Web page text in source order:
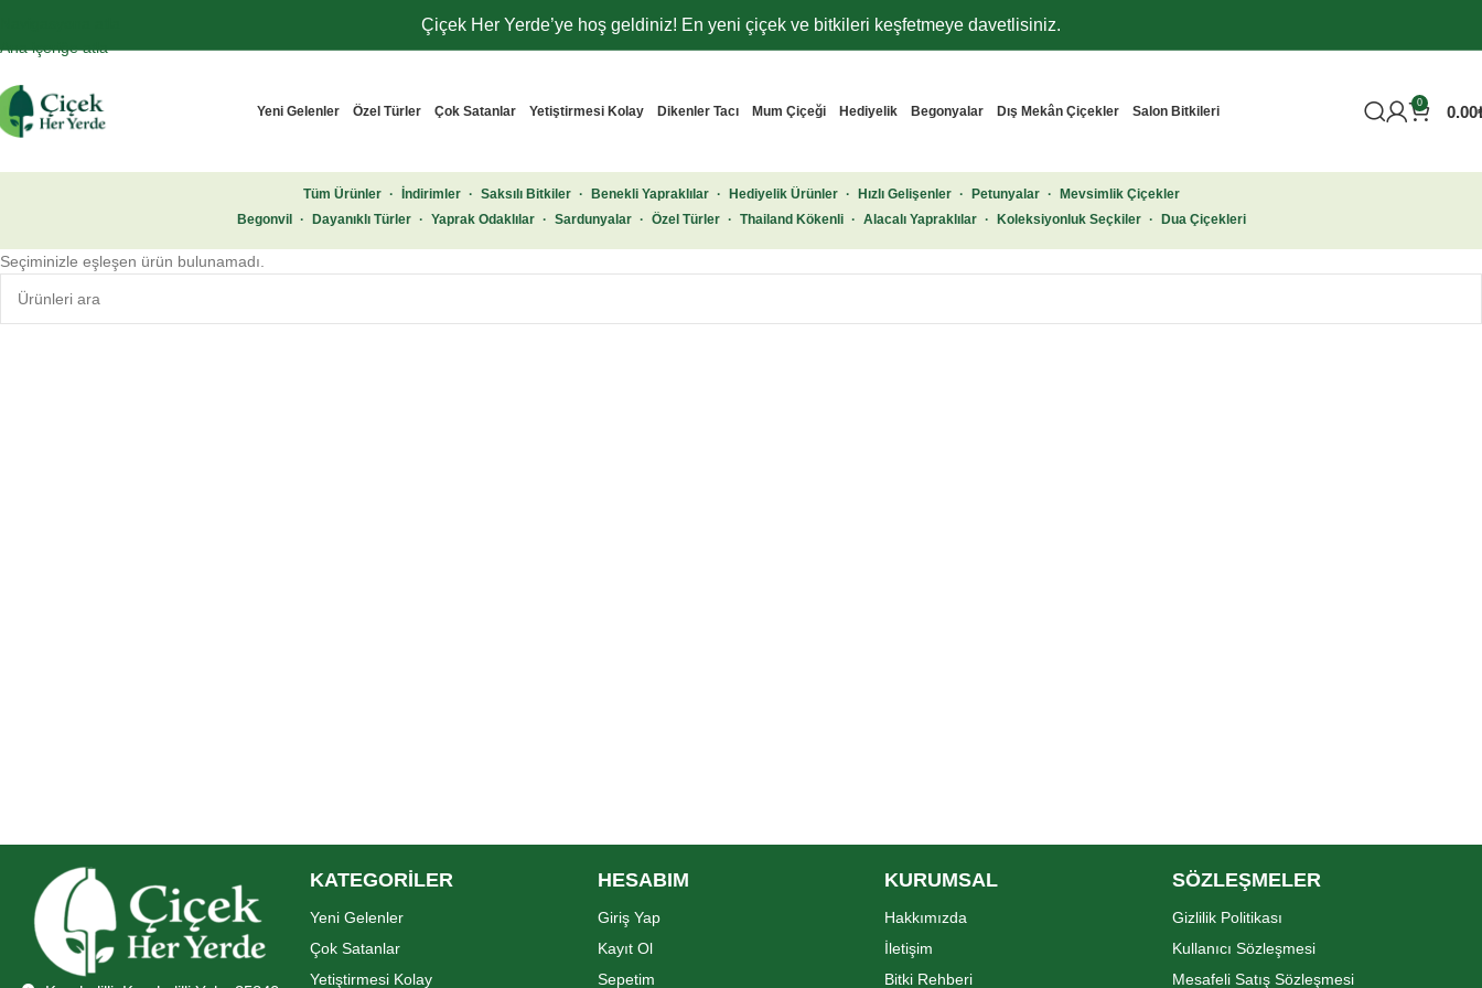
Ana içeriğe atla
Çiçek Her Yerde’ye hoş geldiniz! En yeni çiçek ve bitkileri keşfetmeye davetlisiniz.
Yeni Gelenler Özel Türler Çok Satanlar Yetiştirmesi Kolay Dikenler Tacı Mum Çiçeği Hediyelik Begonyalar Dış Mekân Çiçekler Salon Bitkileri
0 0.00
Tüm Ürünler · İndirimler · Saksılı Bitkiler · Benekli Yapraklılar · Hediyelik Ürünler · Hızlı Gelişenler · Petunyalar ·
Mevsimlik Çiçekler
Begonvil
· Dayanıklı Türler · Yaprak Odaklılar · Sardunyalar · Özel Türler · Thailand Kökenli · Alacalı Yapraklılar · Koleksiyonluk Seçkiler · Dua Çiçekleri
Seçiminizle eşleşen ürün bulunamadı.
KATEGORİLER
Yeni Gelenler
Çok Satanlar
Yetiştirmesi Kolay
HESABIM
Giriş Yap
Kayıt Ol
Sepetim
KURUMSAL
Hakkımızda
İletişim
Bitki Rehberi
SÖZLEŞMELER
Gizlilik Politikası
Kullanıcı Sözleşmesi
Mesafeli Satış Sözleşmesi